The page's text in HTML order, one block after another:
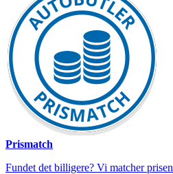
Prismatch
Fundet det billigere? Vi matcher prisen